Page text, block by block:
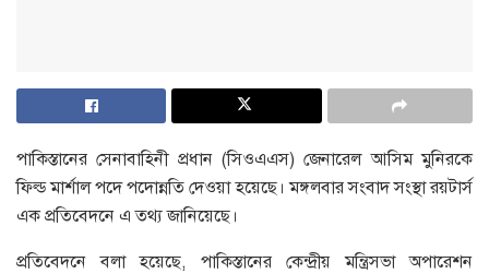
পাকিস্তানের সেনাবাহিনী প্রধান (সিওএএস) জেনারেল আসিম মুনিরকে
ফিল্ড মার্শাল পদে পদোন্নতি দেওয়া হয়েছে। মঙ্গলবার সংবাদ সংস্থা রয়টার্স
এক প্রতিবেদনে এ তথ্য জানিয়েছে।
প্রতিবেদনে বলা হয়েছে, পাকিস্তানের কেন্দ্রীয় মন্ত্রিসভা অপারেশন